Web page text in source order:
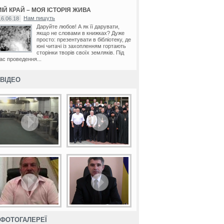
КРАЙ – МОЯ ІСТОРІЯ ЖИВА
Нам пишуть
Даруйте любов! А як її дарувати,
якщо не словами в книжках? Дуже
просто: презентувати в бібліотеку, де
юні читачі із захопленням гортають
сторінки творів своїх земляків. Під
проведення...
ВІДЕО
ФОТОГАЛЕРЕЇ